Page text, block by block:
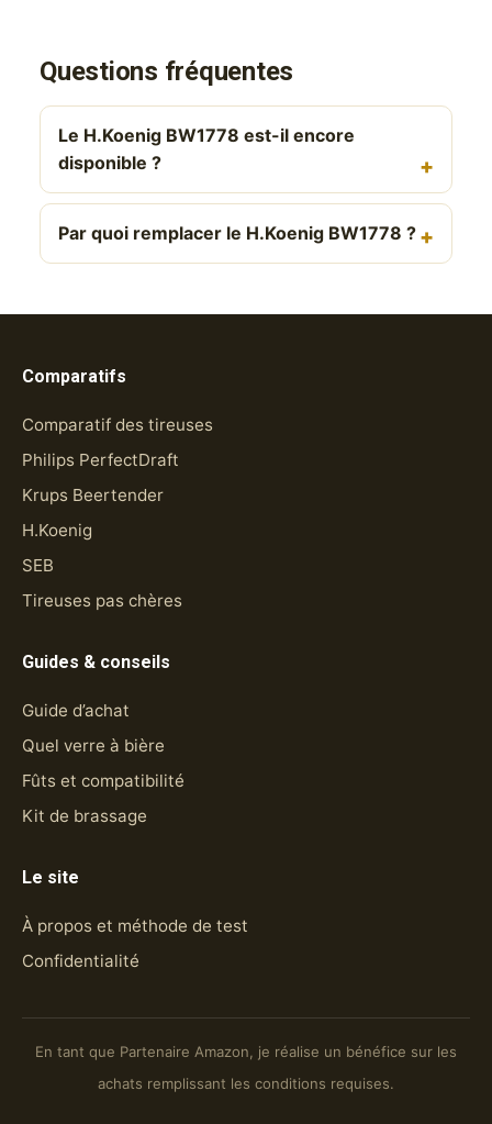
Questions fréquentes
Le H.Koenig BW1778 est-il encore
disponible ?
Par quoi remplacer le H.Koenig BW1778 ?
Comparatifs
Comparatif des tireuses
Philips PerfectDraft
Krups Beertender
H.Koenig
SEB
Tireuses pas chères
Guides & conseils
Guide d’achat
Quel verre à bière
Fûts et compatibilité
Kit de brassage
Le site
À propos et méthode de test
Confidentialité
En tant que Partenaire Amazon, je réalise un bénéfice sur les
achats remplissant les conditions requises.